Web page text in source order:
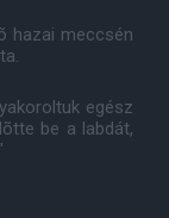
hazai meccsén
egész
be a labdát,